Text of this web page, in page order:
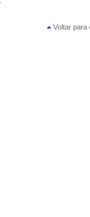
Voltar para